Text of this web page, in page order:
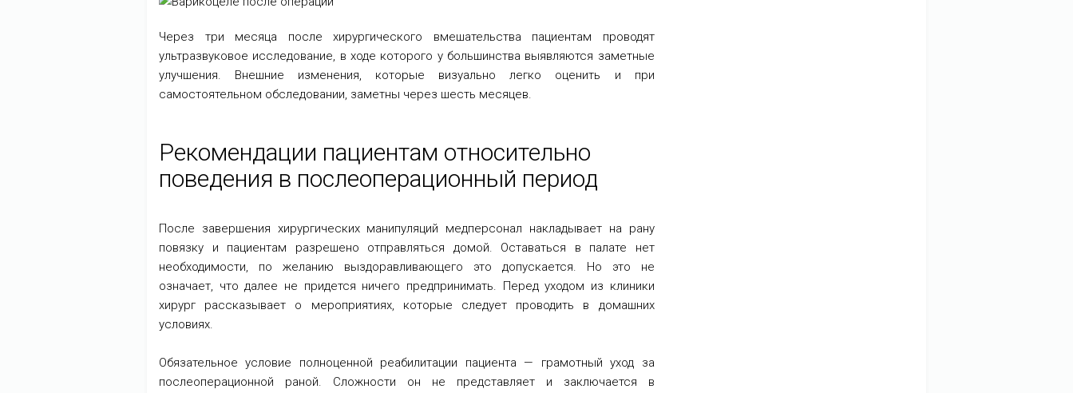
Через три месяца после хирургического вмешательства пациентам проводят
ультразвуковое исследование, в ходе которого у большинства выявляются заметные
улучшения. Внешние изменения, которые визуально легко оценить и при
самостоятельном обследовании, заметны через шесть месяцев.
Рекомендации пациентам относительно
поведения в послеоперационный период
После завершения хирургических манипуляций медперсонал накладывает на рану
повязку и пациентам разрешено отправляться домой. Оставаться в палате нет
необходимости, по желанию выздоравливающего это допускается. Но это не
означает, что далее не придется ничего предпринимать. Перед уходом из клиники
хирург рассказывает о мероприятиях, которые следует проводить в домашних
условиях.
Обязательное условие полноценной реабилитации пациента — грамотный уход за
послеоперационной раной. Сложности он не представляет и заключается в